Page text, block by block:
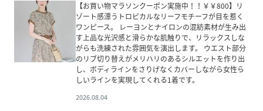
【お買い物マラソンクーポン実施中！！￥￥800】リ
ゾート感漂うトロピカルなリーフモチーフが目を惹く
ワンピース。 レーヨンとナイロンの混紡素材が生み出
す上品な光沢感と滑らかな肌触りで、リラックスしな
がらも洗練された雰囲気を演出します。 ウエスト部分
のリブ切り替えがメリハリのあるシルエットを作り出
し、ボディラインをさりげなくカバーしながら女性ら
しいラインを実現してくれる1着です。
2026.08.04